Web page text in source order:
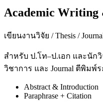
Academic Writing
เขียนงานวิจัย / Thesis /
สำหรับ ป.โท–ป.เอก และนัก
วิชาการ และ Journal ตีพิมพ์ร
Abstract & Introduction
Paraphrase + Citation